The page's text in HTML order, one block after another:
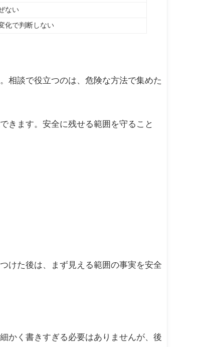
ない
化で判断しない
相談で役立つのは、危険な方法で集めた
きます。安全に残せる範囲を守ること
けた後は、まず見える範囲の事実を安全
かく書きすぎる必要はありませんが、後